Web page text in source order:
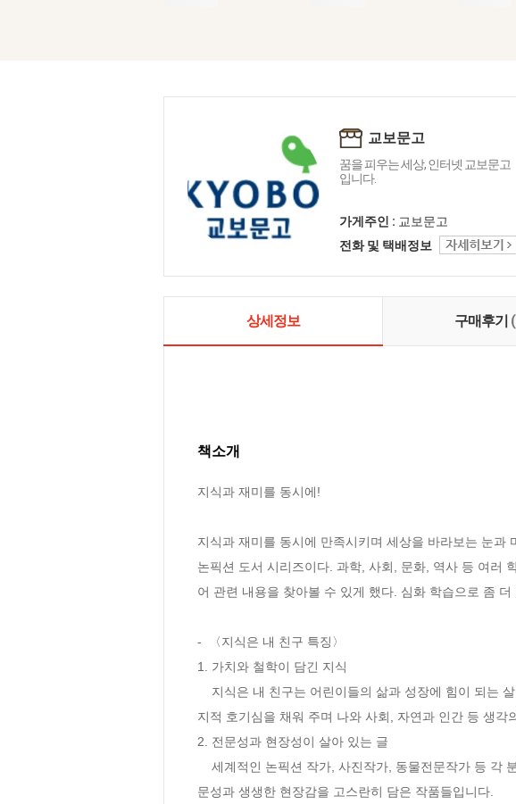
교보문고
꿈을 피우는 세상, 인터넷 교보문고
입니다.
가게주인 : 교보문고
전화 및 택배정보
상세정보 구매후기
책소개
지식과 재미를 동시에!
지식과 재미를 동시에 만족시키며 세상을 바라보는 눈과
논픽션 도서 시리즈이다. 과학, 사회, 문화, 역사 등 여러
어 관련 내용을 찾아볼 수 있게 했다. 심화 학습으로 좀
-  〈지식은 내 친구 특징〉
1. 가치와 철학이 담긴 지식
지적 호기심을 채워 주며 나와 사회, 자연과 인간 등 생각
2. 전문성과 현장성이 살아 있는 글
문성과 생생한 현장감을 고스란히 담은 작품들입니다.